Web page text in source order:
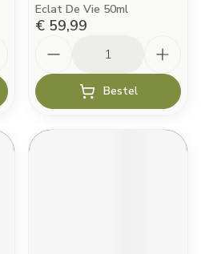
Eclat De Vie 50ml
€ 59,99
Bestel